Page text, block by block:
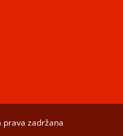
prava zadržana